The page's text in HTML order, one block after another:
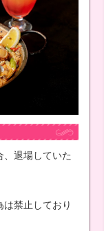
、退場していた
禁止しており